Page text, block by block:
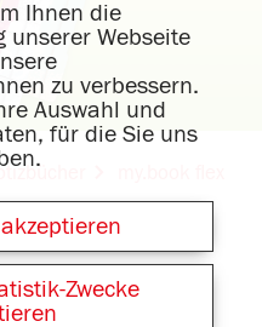
Ihnen die
unserer Webseite
zu verbessern.
Auswahl und
für die Sie uns
Zwecke